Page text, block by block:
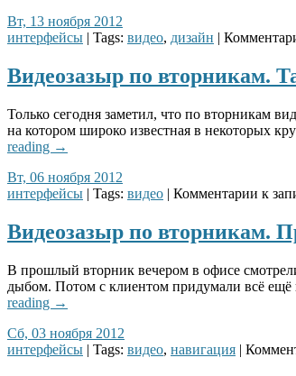
Вт, 13 ноября 2012
интерфейсы | Tags: видео, дизайн |
Видеозазыр по вторникам.
Только сегодня заметил, что по вторникам
на котором широко известная в некоторых
reading →
Вт, 06 ноября 2012
интерфейсы | Tags: видео | Комментарии к
Видеозазыр по вторникам.
В прошлый вторник вечером в офисе
дыбом. Потом с клиентом придумали всё ещё
reading →
Сб, 03 ноября 2012
интерфейсы | Tags: видео, навигация |